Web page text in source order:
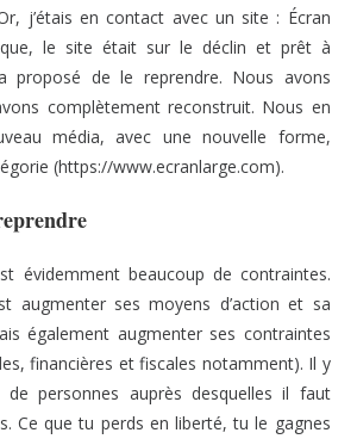
j’étais en contact avec un site : Écran
le site était sur le déclin et prêt à
proposé de le reprendre. Nous avons
complètement reconstruit. Nous en
média, avec une nouvelle forme,
(https://www.ecranlarge.com).
évidemment beaucoup de contraintes.
augmenter ses moyens d’action et sa
également augmenter ses contraintes
financières et fiscales notamment). Il y
personnes auprès desquelles il faut
Ce que tu perds en liberté, tu le gagnes